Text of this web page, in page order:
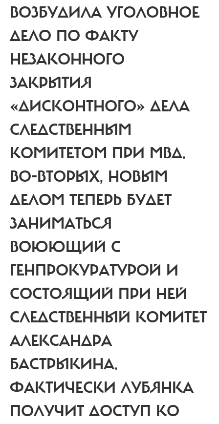
ВОЗБУДИЛА УГОЛОВНОЕ
ДЕЛО ПО ФАКТУ
НЕЗАКОННОГО
ЗАКРЫТИЯ
«ДИСКОНТНОГО» ДЕЛА
СЛЕДСТВЕННЫМ
КОМИТЕТОМ ПРИ МВД.
ВО-ВТОРЫХ, НОВЫМ
ДЕЛОМ ТЕПЕРЬ БУДЕТ
ЗАНИМАТЬСЯ
ВОЮЮЩИЙ С
ГЕНПРОКУРАТУРОЙ И
СОСТОЯЩИЙ ПРИ НЕЙ
СЛЕДСТВЕННЫЙ КОМИТЕТ
АЛЕКСАНДРА
БАСТРЫКИНА.
ФАКТИЧЕСКИ ЛУБЯНКА
ПОЛУЧИТ ДОСТУП КО